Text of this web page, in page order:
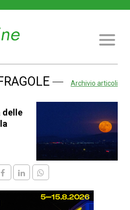
Archivio articoli
delle